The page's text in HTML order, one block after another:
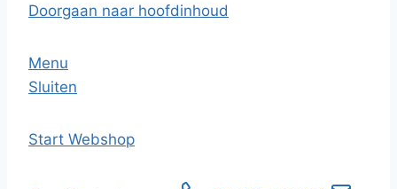
Doorgaan naar hoofdinhoud
Menu
Sluiten
Start Webshop